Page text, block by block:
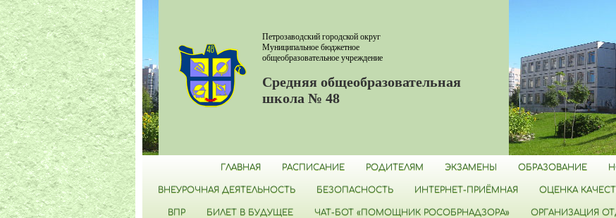
Петрозаводский городской округ
Муниципальное бюджетное
общеобразовательное учреждение
Средняя общеобразовательная
школа № 48
ГЛАВНАЯ РАСПИСАНИЕ РОДИТЕЛЯМ ЭКЗАМЕНЫ ОБРАЗОВАНИЕ
ВНЕУРОЧНАЯ ДЕЯТЕЛЬНОСТЬ БЕЗОПАСНОСТЬ ИНТЕРНЕТ-ПРИЁМНАЯ ОЦЕНКА
ВПР БИЛЕТ В БУДУЩЕЕ ЧАТ-БОТ «ПОМОЩНИК РОСОБРНАДЗОРА» ОРГАНИЗАЦИЯ